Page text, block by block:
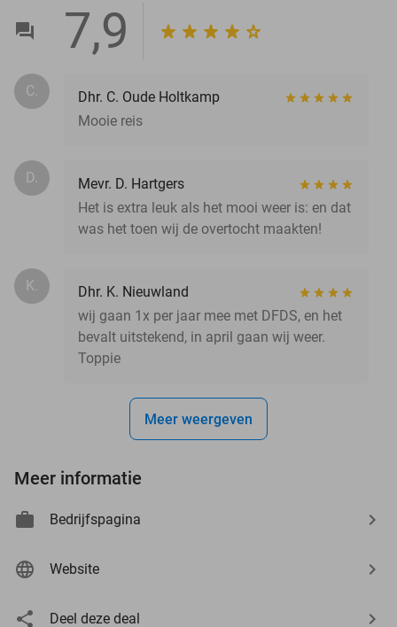
7,9
C.
Dhr. C. Oude Holtkamp
Mooie reis
D.
Mevr. D. Hartgers
Het is extra leuk als het mooi weer is: en dat
was het toen wij de overtocht maakten!
K.
Dhr. K. Nieuwland
wij gaan 1x per jaar mee met DFDS, en het
bevalt uitstekend, in april gaan wij weer.
Toppie
Meer weergeven
Meer informatie
Bedrijfspagina
Website
Deel deze deal